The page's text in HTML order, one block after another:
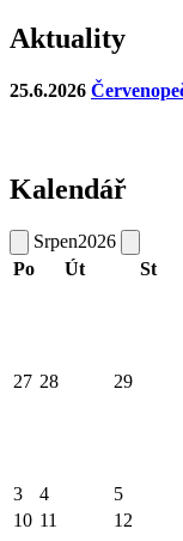
Aktuality
25.6.2026
Kalendář
Srpen2026
Po
Út St
27 28 29
3 4 5
10 11 12